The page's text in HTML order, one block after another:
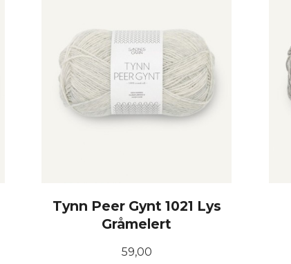
Tynn Peer Gynt 1021 Lys
Gråmelert
Pris
59,00